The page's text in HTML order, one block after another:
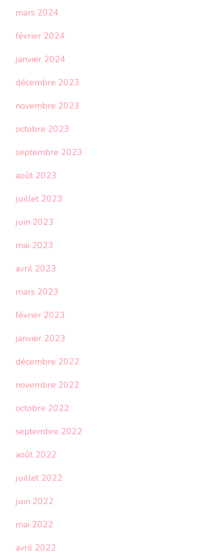
mars 2024
février 2024
janvier 2024
décembre 2023
novembre 2023
octobre 2023
septembre 2023
août 2023
juillet 2023
juin 2023
mai 2023
avril 2023
mars 2023
février 2023
janvier 2023
décembre 2022
novembre 2022
octobre 2022
septembre 2022
août 2022
juillet 2022
juin 2022
mai 2022
avril 2022